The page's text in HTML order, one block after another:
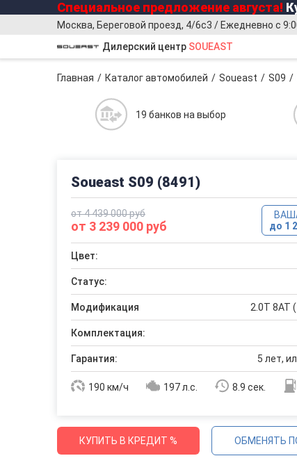
Специальное предложение августа!
Москва, Береговой проезд, 4/6с3 / Ежедневно с
Дилерский центр SOUEAST
Главная Каталог автомобилей Soueast S09
19 банков на выбор
Soueast S09 (8491)
от 4 439 000 руб
от 3 239 000 руб
до 1
Цвет:
Статус:
Модификация 2.0T 8AT
Комплектация:
Гарантия: 5 лет,
190 км/ч 197 л.с. 8.9 сек.
КУПИТЬ В КРЕДИТ % ОБМЕНЯТЬ